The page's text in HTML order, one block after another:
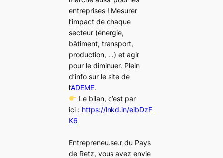
entreprises ! Mesurer
l’impact de chaque
secteur (énergie,
bâtiment, transport,
production, …) et agir
pour le diminuer. Plein
d’info sur le site de
l’ADEME.
Le bilan, c’est par
ici : https://lnkd.in/eibDzF
K6
Entrepreneu.se.r du Pays
de Retz, vous avez envie